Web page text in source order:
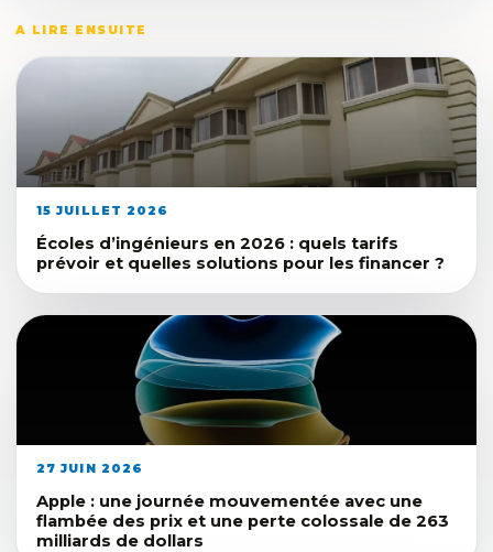
A LIRE ENSUITE
15 JUILLET 2026
Écoles d’ingénieurs en 2026 : quels tarifs
prévoir et quelles solutions pour les financer ?
27 JUIN 2026
Apple : une journée mouvementée avec une
flambée des prix et une perte colossale de 263
milliards de dollars